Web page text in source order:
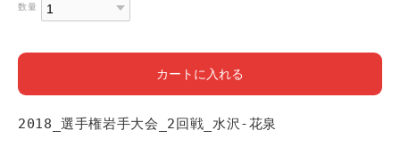
数量
カートに入れる
2018_選手権岩手大会_2回戦_水沢-花泉